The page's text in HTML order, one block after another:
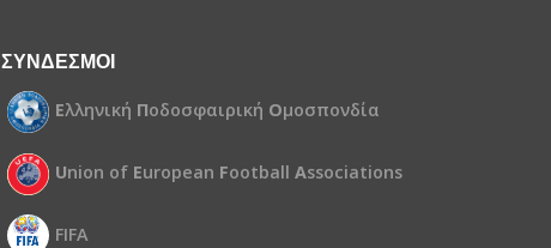
ΣΥΝΔΕΣΜΟΙ
Ελληνική Ποδοσφαιρική Ομοσπονδία
Union of European Football Associations
FIFA